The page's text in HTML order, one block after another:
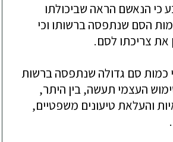
כי הנאשם הראה שביכולתו
הסם שנתפסה ברשותו וכי
את צריכתו לסם.
כמות סם גדולה שנתפסה ברשות
העצמי תעשה, בין היתר,
והעלאת טיעונים משפטיים,